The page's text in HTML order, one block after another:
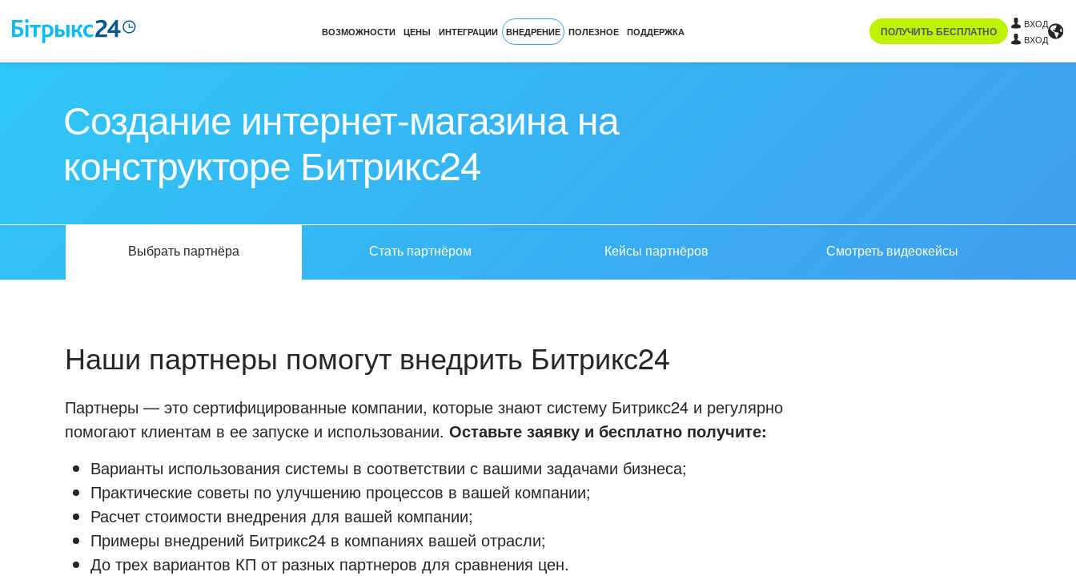
ВОЗМОЖНОСТИ ЦЕНЫ ИНТЕГРАЦИИ ВНЕДРЕНИЕ ПОЛЕЗНОЕ ПОДДЕРЖКА ПОЛУЧИТЬ БЕСПЛАТНО
ВХОД
ВХОД
Создание интернет-магазина на
конструкторе Битрикс24
Выбрать партнёра Стать партнёром Кейсы партнёров Смотреть видеокейсы
Наши партнеры помогут внедрить Битрикс24
Партнеры — это сертифицированные компании, которые знают систему Битрикс24 и регулярно
помогают клиентам в ее запуске и использовании. Оставьте заявку и бесплатно получите:
Варианты использования системы в соответствии с вашими задачами бизнеса;
Практические советы по улучшению процессов в вашей компании;
Расчет стоимости внедрения для вашей компании;
Примеры внедрений Битрикс24 в компаниях вашей отрасли;
До трех вариантов КП от разных партнеров для сравнения цен.